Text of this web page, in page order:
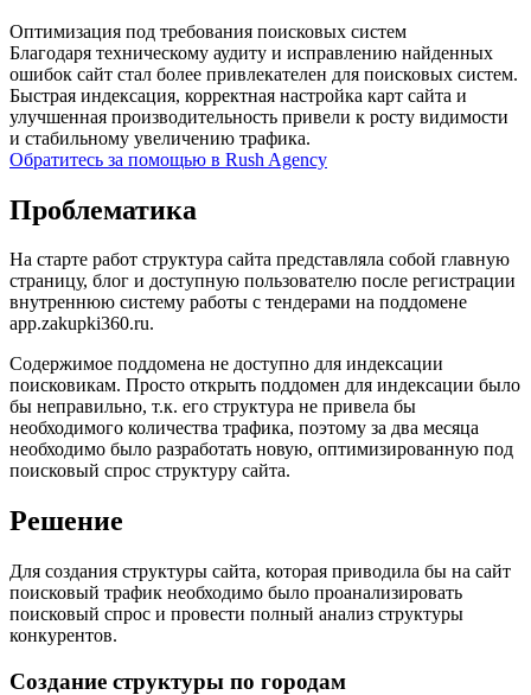
Оптимизация под требования поисковых систем
Благодаря техническому аудиту и исправлению найденных
ошибок сайт стал более привлекателен для поисковых систем.
Быстрая индексация, корректная настройка карт сайта и
улучшенная производительность привели к росту видимости
и стабильному увеличению трафика.
Обратитесь за помощью в Rush Agency
Проблематика
На старте работ структура сайта представляла собой главную
страницу, блог и доступную пользователю после регистрации
внутреннюю систему работы с тендерами на поддомене
app.zakupki360.ru.
Содержимое поддомена не доступно для индексации
поисковикам. Просто открыть поддомен для индексации было
бы неправильно, т.к. его структура не привела бы
необходимого количества трафика, поэтому за два месяца
необходимо было разработать новую, оптимизированную под
поисковый спрос структуру сайта.
Решение
Для создания структуры сайта, которая приводила бы на сайт
поисковый трафик необходимо было проанализировать
поисковый спрос и провести полный анализ структуры
конкурентов.
Создание структуры по городам